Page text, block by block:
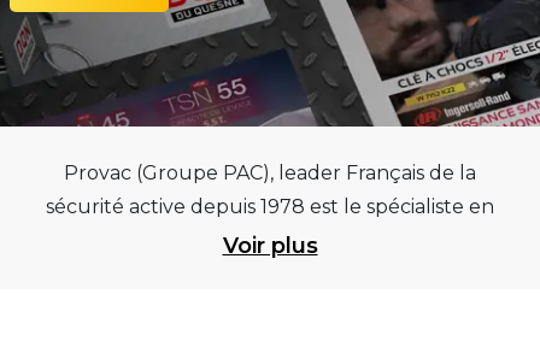
Provac (Groupe PAC), leader Français de la
sécurité active depuis 1978 est le spécialiste en
équipements pour garages et centres
Voir plus